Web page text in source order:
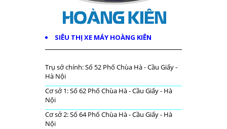
SIÊU THỊ XE MÁY HOÀNG KIÊN
Trụ sở chính: Số 52 Phố Chùa Hà - Cầu Giấy -
Hà Nội
Cơ sở 1: Số 62 Phố Chùa Hà - Cầu Giấy - Hà
Nội
Cơ sở 2: Số 64 Phố Chùa Hà - Cầu Giấy - Hà
Nội